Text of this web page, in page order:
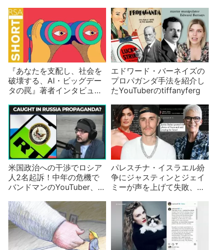
しい？
『あなたを支配し、社会を
破壊する、AI・ビッグデー
タの罠』著者インタビュー
かす！数学破壊兵器の危う
さとは？
エドワード・バーネイズの
プロパガンダ手法を紹介し
たYouTuberのtiffanyferg
米国政治への干渉でロシア
人2名起訴！中年の危機で
バンドマンのYouTuber、
が誰が信じる？
パレスチナ・イスラエル紛
争にジャスティンとジェイ
ミーが声を上げて失敗、ジ
受け、テイラーは無関係な
のに利用される